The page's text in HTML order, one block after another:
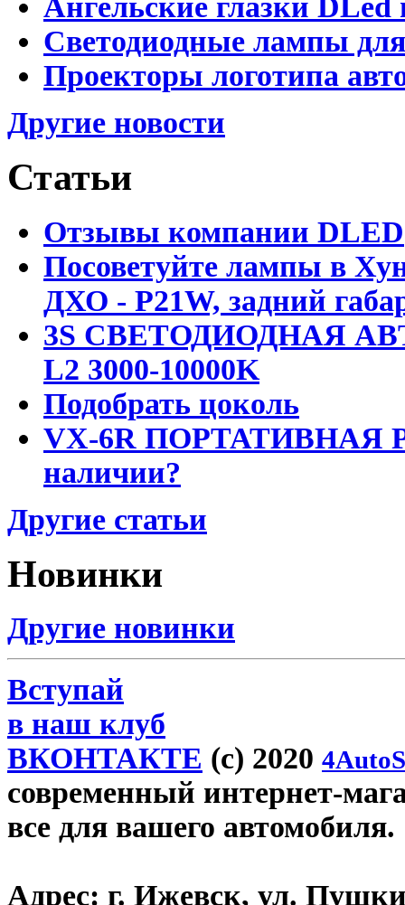
Светодиодные лампы
Проекторы логотипа
Другие новости
Статьи
Отзывы компании DLED
Посоветуйте лампы в
ДХО - P21W, задний
3S СВЕТОДИОДНАЯ
L2 3000-10000K
Подобрать цоколь
VX-6R ПОРТАТИВНАЯ
наличии?
Другие статьи
Новинки
Другие новинки
Вступай
в наш клуб
ВКОНТАКТЕ (c) 2020
современный интернет-
все для вашего автомобиля.
Адрес: г. Ижевск, ул.